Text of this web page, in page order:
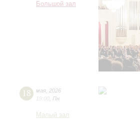
Большой зал
18 мая 2026
19:00 Пн
Малый зал